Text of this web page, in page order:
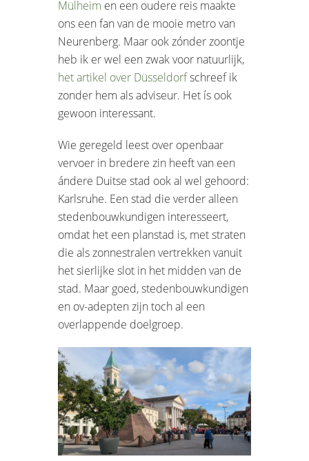
Mülheim en een oudere reis maakte
ons een fan van de mooie metro van
Neurenberg. Maar ook zónder zoontje
heb ik er wel een zwak voor natuurlijk,
het artikel over Düsseldorfschreef ik
zonder hem als adviseur. Het ís ook
gewoon interessant.
Wie geregeld leest over openbaar
vervoer in bredere zin heeft van een
ándere Duitse stad ook al wel gehoord:
Karlsruhe. Een stad die verder alleen
stedenbouwkundigen interesseert,
omdat het een planstad is, met straten
die als zonnestralen vertrekken vanuit
het sierlijke slot in het midden van de
stad. Maar goed, stedenbouwkundigen
en ov-adepten zijn toch al een
overlappende doelgroep.